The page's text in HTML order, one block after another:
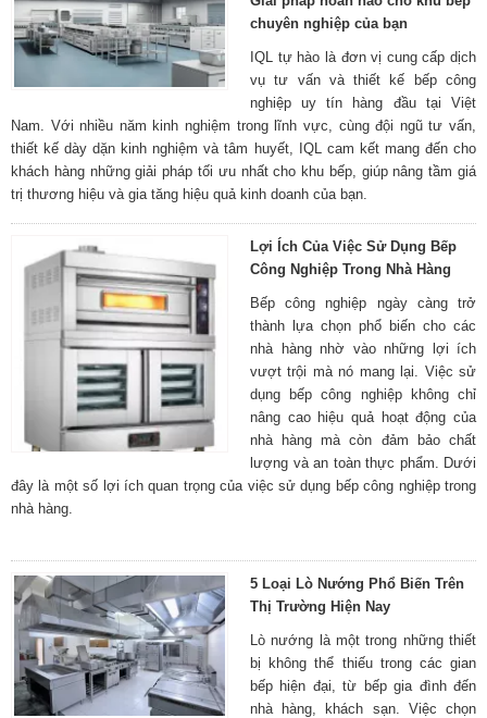
chuyên nghiệp của bạn
IQL tự hào là đơn vị cung cấp dịch
vụ tư vấn và thiết kế bếp công
nghiệp uy tín hàng đầu tại Việt
Nam. Với nhiều năm kinh nghiệm trong lĩnh vực, cùng đội ngũ tư vấn,
thiết kế dày dặn kinh nghiệm và tâm huyết, IQL cam kết mang đến cho
khách hàng những giải pháp tối ưu nhất cho khu bếp, giúp nâng tầm giá
trị thương hiệu và gia tăng hiệu quả kinh doanh của bạn.
Lợi Ích Của Việc Sử Dụng Bếp
Công Nghiệp Trong Nhà Hàng
Bếp công nghiệp ngày càng trở
thành lựa chọn phổ biến cho các
nhà hàng nhờ vào những lợi ích
vượt trội mà nó mang lại. Việc sử
dụng bếp công nghiệp không chỉ
nâng cao hiệu quả hoạt động của
nhà hàng mà còn đảm bảo chất
lượng và an toàn thực phẩm. Dưới
đây là một số lợi ích quan trọng của việc sử dụng bếp công nghiệp trong
nhà hàng.
5 Loại Lò Nướng Phổ Biến Trên
Thị Trường Hiện Nay
Lò nướng là một trong những thiết
bị không thể thiếu trong các gian
bếp hiện đại, từ bếp gia đình đến
nhà hàng, khách sạn. Việc chọn